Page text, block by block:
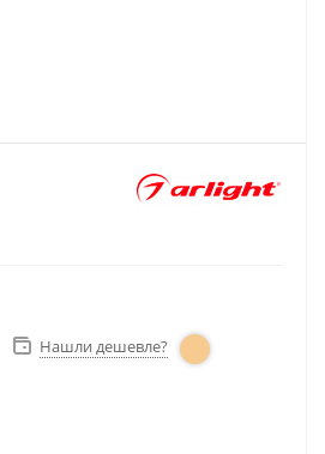
Нашли дешевле?